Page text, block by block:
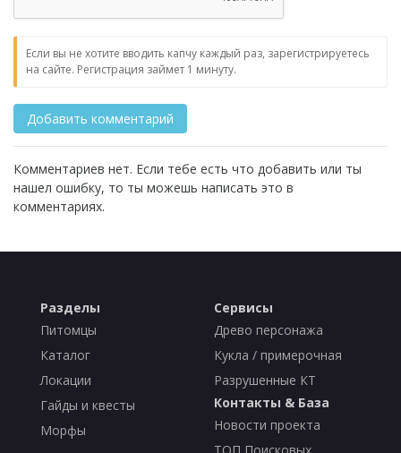
Если вы не хотите вводить капчу каждый раз, зарегистрируетесь
на сайте. Регистрация займет 1 минуту.
Комментариев нет. Если тебе есть что добавить или ты
нашел ошибку, то ты можешь написать это в
комментариях.
Разделы
Питомцы
Каталог
Локации
Гайды и квесты
Морфы
Сервисы
Древо персонажа
Кукла / примерочная
Разрушенные КТ
Контакты & База
Новости проекта